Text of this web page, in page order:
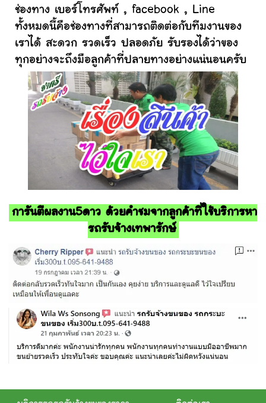
ช่องทาง เบอร์โทรศัพท์ , facebook , Line
ทั้งหมดนี้คือช่องทางที่สามารถติดต่อกับทีมงานของ
เราได้ สะดวก รวดเร็ว ปลอดภัย รับรองได้ว่าของ
ทุกอย่างจะถึงมือลูกค้าที่ปลายทางอย่างแน่นอนครับ
การันตีผลงาน5ดาว ด้วยคำชมจากลูกค้าที่ใช้บริการหา
รถรับจ้างเทพารักษ์